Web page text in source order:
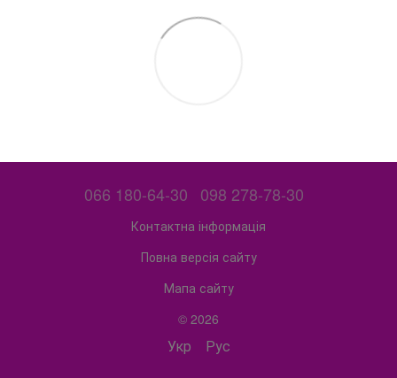
066 180-64-30 098 278-78-30
Контактна інформація
Повна версія сайту
Мапа сайту
© 2026
Укр Рус